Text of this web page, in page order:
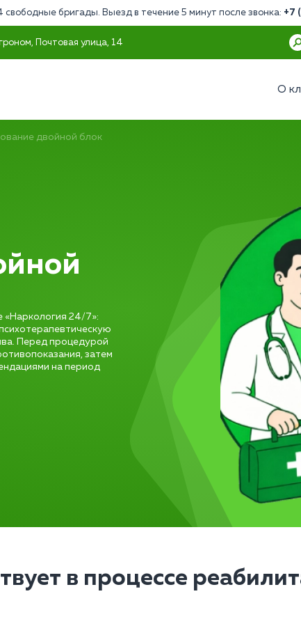
свободные бригады. Выезд в течение 5 минут после звонка: +7
Почтовая улица, 14
О
двойной блок
«Наркология 24/7»:
Перед процедурой
затем
на период
в процессе